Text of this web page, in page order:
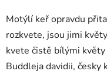
Motýlí keř opravdu
rozkvete, jsou jimi
kvete čistě bílými
Buddleja davidii, česky